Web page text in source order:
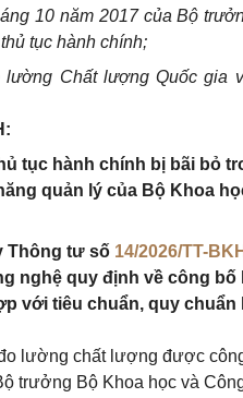
10 năm 2017 của Bộ
tục hành chính;
Chất lượng Quốc gia
tục hành chính bị bãi bỏ
quản lý của Bộ Khoa
Thông tư số 14/2026/TT-
nghệ quy định về công bố
với tiêu chuẩn, quy chuẩn
lường chất lượng được
trưởng Bộ Khoa học và